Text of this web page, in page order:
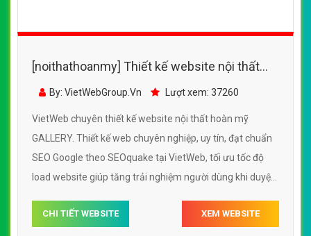
[noithathoanmy] Thiết kế website nội thất
hoàn mỹ GALLERY đẹp SEO nhanh hiệu quả
By: VietWebGroup.Vn Lượt xem: 37260
VietWeb chuyên thiết kế website nội thất hoàn mỹ
GALLERY. Thiết kế web chuyên nghiệp, uy tín, đạt chuẩn
SEO Google theo SEOquake tại VietWeb, tối ưu tốc độ
load website giúp tăng trải nghiệm người dùng khi duyệt
CHI TIẾT WEBSITE XEM WEBSITE